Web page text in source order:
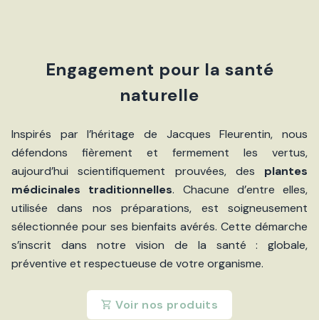
Engagement pour la santé
naturelle
Inspirés par l’héritage de Jacques Fleurentin, nous
défendons fièrement et fermement les vertus,
aujourd’hui scientifiquement prouvées, des plantes
médicinales traditionnelles. Chacune d’entre elles,
utilisée dans nos préparations, est soigneusement
sélectionnée pour ses bienfaits avérés. Cette démarche
s’inscrit dans notre vision de la santé : globale,
préventive et respectueuse de votre organisme.
Voir nos produits